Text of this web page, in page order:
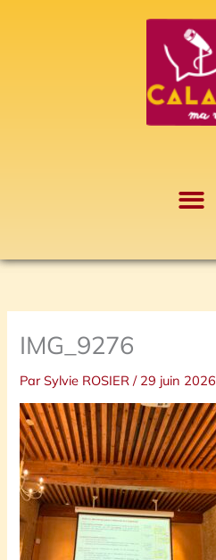
IMG_9276
ParSylvie ROSIER/ 29 juin 2026